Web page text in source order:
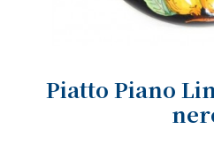
Piatto Piano